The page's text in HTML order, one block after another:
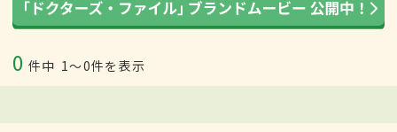
0 件中 1〜0件を表示